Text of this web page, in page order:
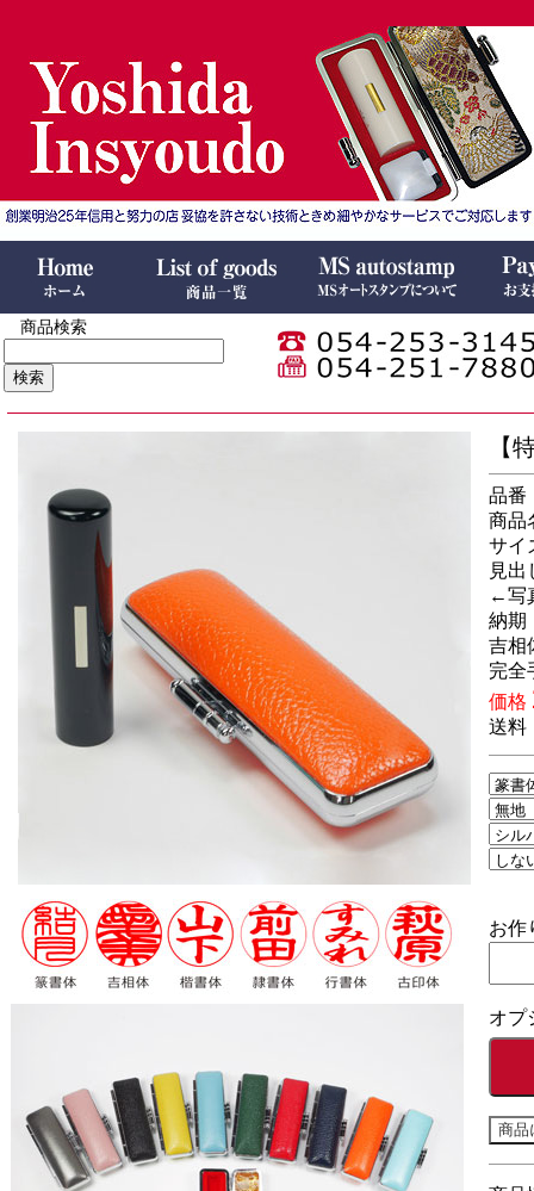
商品検索
【
品番
商品
サイ
見出
←写
納期
吉相
完全
価格
送料
お作
オプ